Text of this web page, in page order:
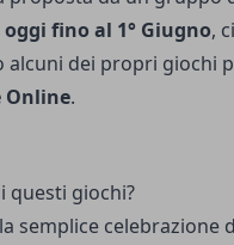
fino al 1° Giugno,
alcuni dei propri giochi
Online.
questi giochi?
semplice celebrazione